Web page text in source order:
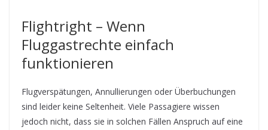
Flightright – Wenn
Fluggastrechte einfach
funktionieren
Flugverspätungen, Annullierungen oder Überbuchungen
sind leider keine Seltenheit. Viele Passagiere wissen
jedoch nicht, dass sie in solchen Fällen Anspruch auf eine